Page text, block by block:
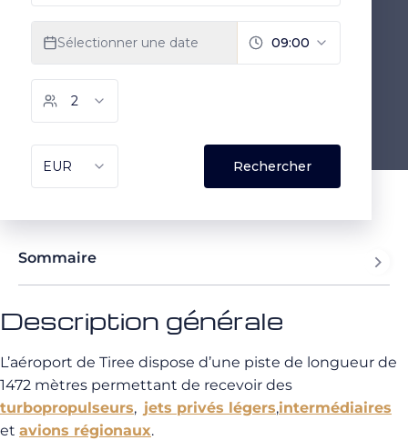
Sommaire
Description générale
L’aéroport de Tiree dispose d’une piste de longueur de
1472 mètres permettant de recevoir des
turbopropulseurs, jets privés légers,intermédiaires
et avions régionaux.